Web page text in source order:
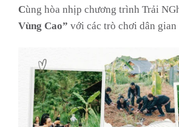
Cùng hòa nhịp chương trình Trải
Vùng Cao” với các trò chơi dân gian